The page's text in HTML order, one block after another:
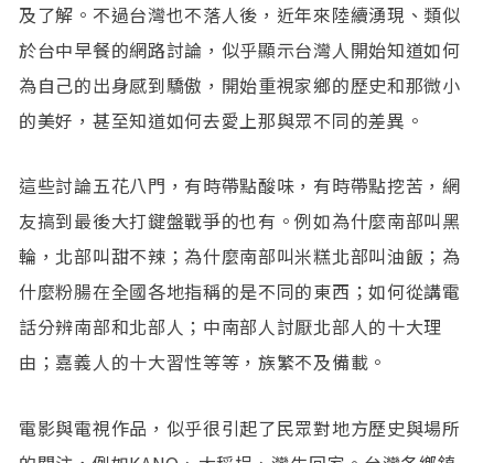
及了解。不過台灣也不落人後，近年來陸續湧現、類似
於台中早餐的網路討論，似乎顯示台灣人開始知道如何
為自己的出身感到驕傲，開始重視家鄉的歷史和那微小
的美好，甚至知道如何去愛上那與眾不同的差異。
這些討論五花八門，有時帶點酸味，有時帶點挖苦，網
友搞到最後大打鍵盤戰爭的也有。例如為什麼南部叫黑
輪，北部叫甜不辣；為什麼南部叫米糕北部叫油飯；為
什麼粉腸在全國各地指稱的是不同的東西；如何從講電
話分辨南部和北部人；中南部人討厭北部人的十大理
由；嘉義人的十大習性等等，族繁不及備載。
電影與電視作品，似乎很引起了民眾對地方歷史與場所